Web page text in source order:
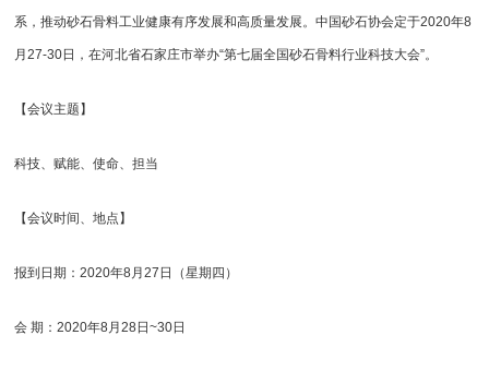
系，推动砂石骨料工业健康有序发展和高质量发展。中国砂石协会定于2020年8
月27-30日，在河北省石家庄市举办“第七届全国砂石骨料行业科技大会”。
【会议主题】
科技、赋能、使命、担当
【会议时间、地点】
报到日期：2020年8月27日（星期四）
会 期：2020年8月28日~30日